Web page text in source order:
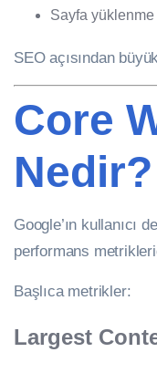
Sayfa
SEO açısından
Core
Nedir?
Google’ın kullanıcı
performans
Başlıca metrikler:
Largest